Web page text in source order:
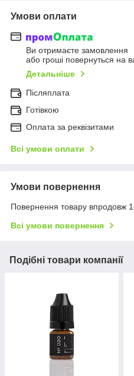
Умови оплати
Ви отримаєте замовлення
або гроші повернуться на
Детальніше
Післяплата
Готівкою
Оплата за реквізитами
Всі умови оплати
Умови повернення
Повернення товару впродовж
Всі умови повернення
Подібні товари компанії